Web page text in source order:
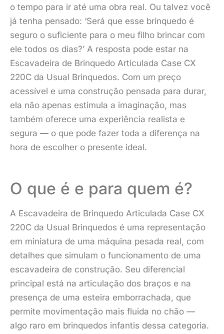
o tempo para ir até uma obra real. Ou talvez você
já tenha pensado: ‘Será que esse brinquedo é
seguro o suficiente para o meu filho brincar com
ele todos os dias?’ A resposta pode estar na
Escavadeira de Brinquedo Articulada Case CX
220C da Usual Brinquedos. Com um preço
acessível e uma construção pensada para durar,
ela não apenas estimula a imaginação, mas
também oferece uma experiência realista e
segura — o que pode fazer toda a diferença na
hora de escolher o presente ideal.
O que é e para quem é?
A Escavadeira de Brinquedo Articulada Case CX
220C da Usual Brinquedos é uma representação
em miniatura de uma máquina pesada real, com
detalhes que simulam o funcionamento de uma
escavadeira de construção. Seu diferencial
principal está na articulação dos braços e na
presença de uma esteira emborrachada, que
permite movimentação mais fluida no chão —
algo raro em brinquedos infantis dessa categoria.